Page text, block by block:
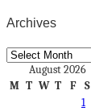
Archives
Archives
August 2026
M T W T F S
1